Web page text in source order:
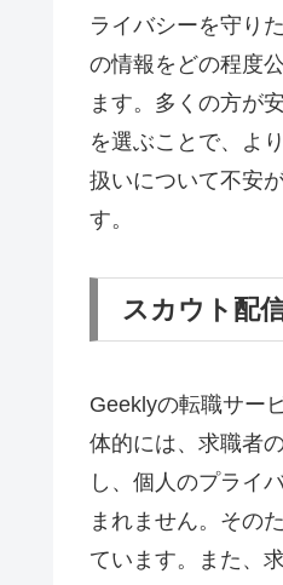
ライバシーを守り
の情報をどの程度
ます。多くの方が
を選ぶことで、よ
扱いについて不安
す。
スカウト配
Geeklyの転職サー
体的には、求職者
し、個人のプライ
まれません。その
ています。また、